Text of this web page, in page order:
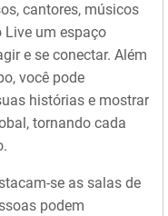
cantores, músicos
Live um espaço
e se conectar. Além
você pode
histórias e mostrar
tornando cada
se as salas de
podem